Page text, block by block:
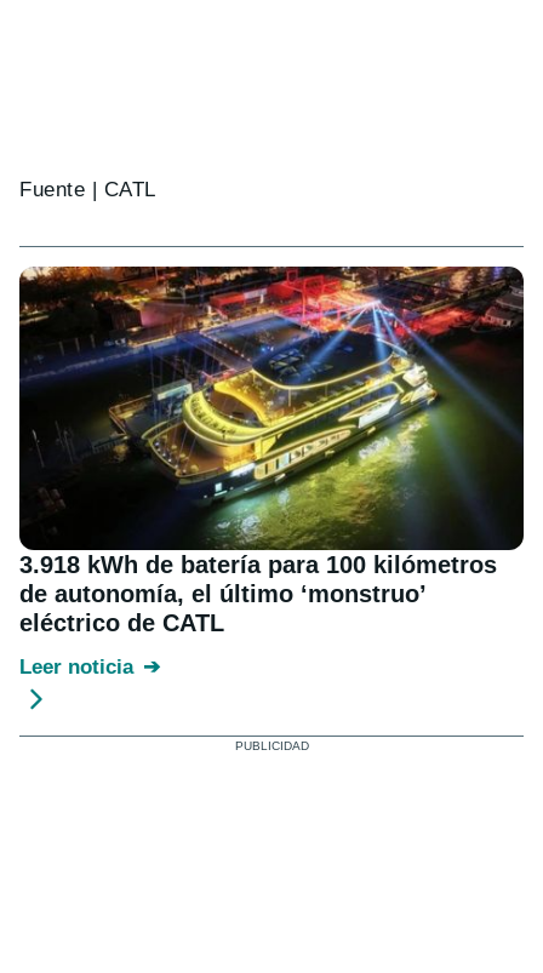
Fuente | CATL
3.918 kWh de batería para 100 kilómetros
de autonomía, el último ‘monstruo’
eléctrico de CATL
Leer noticia